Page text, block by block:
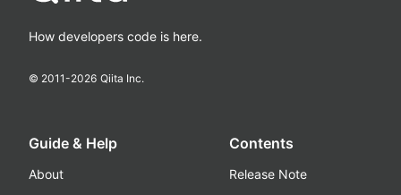
How developers code is here.
© 2011-2026 Qiita Inc.
Guide & Help
About
Contents
Release Note